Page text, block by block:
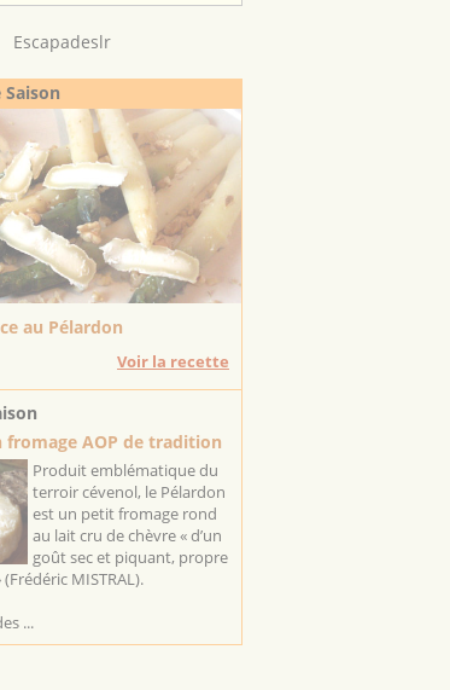
Escapadeslr
Saison
au Pélardon
Voir la recette
fromage AOP de tradition
Produit emblématique du
terroir cévenol, le Pélardon
est un petit fromage rond
au lait cru de chèvre « d’un
goût sec et piquant, propre
MISTRAL).
...